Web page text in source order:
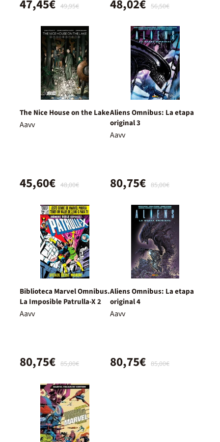
49,95€
47,45€ 56,50€
48,02€
The Nice House on the Lake
Aavv
48,00€
45,60€
Aliens Omnibus: La etapa
original 3
Aavv
85,00€
80,75€
Biblioteca Marvel Omnibus.
La Imposible Patrulla-X 2
Aavv
85,00€
80,75€
Aliens Omnibus: La etapa
original 4
Aavv
85,00€
80,75€